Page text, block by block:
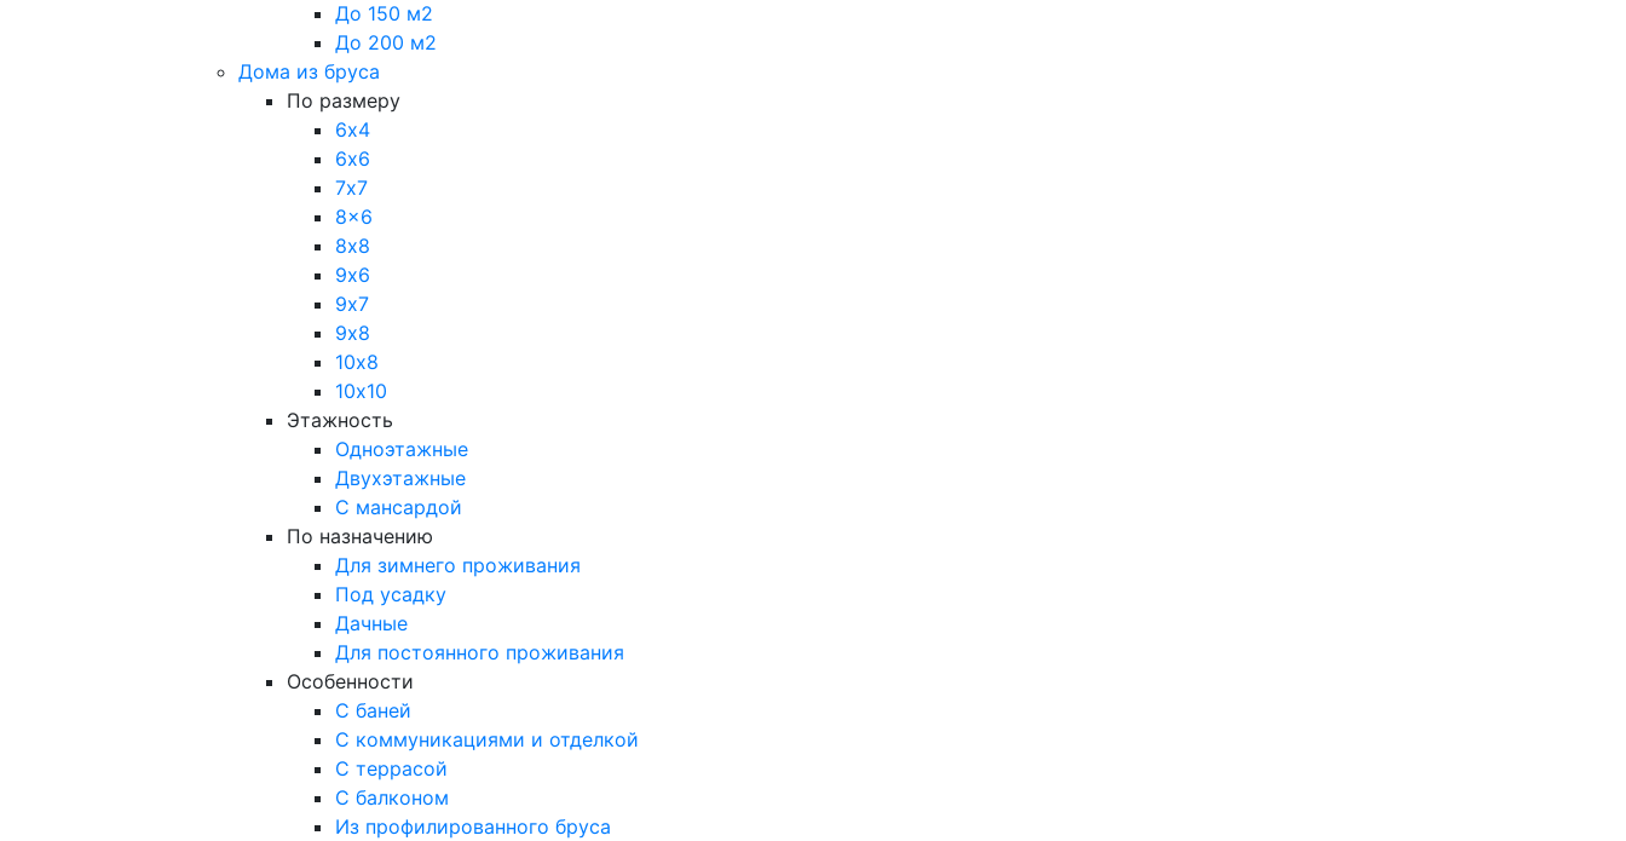
До 150 м2
До 200 м2
Дома из бруса
По размеру
6х4
6х6
7х7
8x6
8х8
9х6
9х7
9х8
10х8
10х10
Этажность
Одноэтажные
Двухэтажные
С мансардой
По назначению
Для зимнего проживания
Под усадку
Дачные
Для постоянного проживания
Особенности
С баней
С коммуникациями и отделкой
С террасой
С балконом
Из профилированного бруса